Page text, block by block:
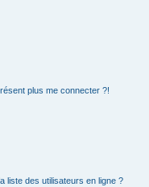
plus me connecter ?!
liste des utilisateurs en ligne ?